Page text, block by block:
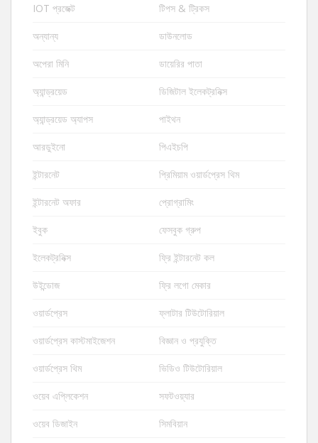
IOT প্রজেক্ট
অন্যান্য
অপেরা মিনি
অ্যান্ড্রয়েড
অ্যান্ড্রয়েড অ্যাপস
আরডুইনো
ইন্টারনেট
ইন্টারনেট অফার
ইবুক
ইলেকট্রনিক্স
উইন্ডোজ
ওয়ার্ডপ্রেস
ওয়ার্ডপ্রেস কাস্টমাইজেশন
ওয়ার্ডপ্রেস থিম
ওয়েব এপ্লিকেশন
ওয়েব ডিজাইন
টিপস & ট্রিকস
ডাউনলোড
ডায়েরির পাতা
ডিজিটাল ইলেকট্রনিক্স
পাইথন
পিএইচপি
প্রিমিয়াম ওয়ার্ডপ্রেস থিম
প্রোগ্রামিং
ফেসবুক গ্রুপ
ফ্রি ইন্টারনেট কল
ফ্রি লগো মেকার
ফ্লাটার টিউটোরিয়াল
বিজ্ঞান ও প্রযুক্তি
ভিডিও টিউটোরিয়াল
সফটওয়্যার
সিমবিয়ান